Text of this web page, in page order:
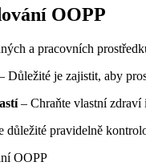
OOPP
a pracovních
Důležité je zajistit, aby
– Chraňte vlastní zdraví
důležité pravidelně